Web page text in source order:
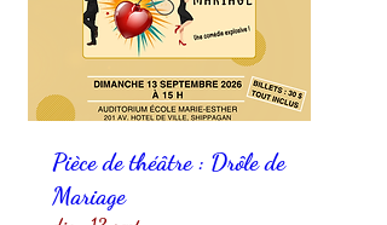
Pièce de théâtre : Drôle de
Mariage